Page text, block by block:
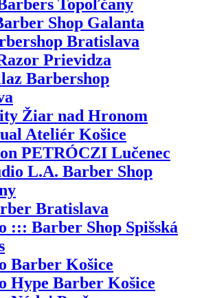
Topoľčany
Shop Galanta
Bratislava
Prievidza
Barbershop
Žiar nad Hronom
Ateliér Košice
PETRÓCZI Lučenec
L.A. Barber Shop
Bratislava
::: Barber Shop Spišská
Barber Košice
Hype Barber Košice